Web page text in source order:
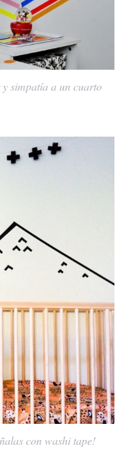
simpatía a un cuarto
con washi tape!